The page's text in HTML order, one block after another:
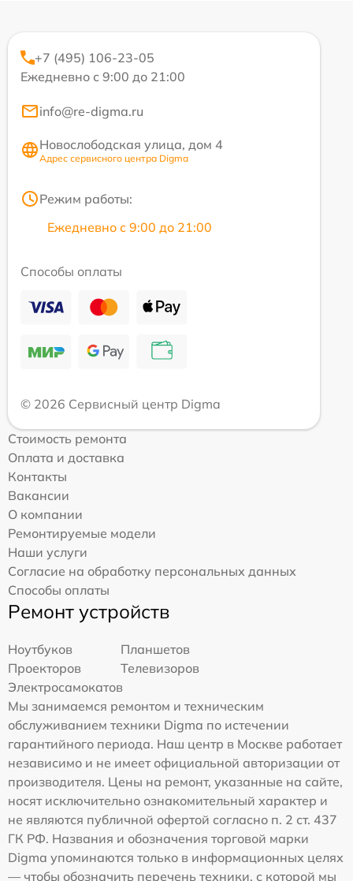
+7 (495) 106-23-05
Ежедневно с 9:00 до 21:00
info@re-digma.ru
Новослободская улица, дом 4
Адрес сервисного центра Digma
Режим работы:
Ежедневно с 9:00 до 21:00
Способы оплаты
© 2026 Сервисный центр Digma
Стоимость ремонта
Оплата и доставка
Контакты
Вакансии
О компании
Ремонтируемые модели
Наши услуги
Согласие на обработку персональных данных
Способы оплаты
Ремонт устройств
Ноутбуков
Планшетов
Проекторов
Телевизоров
Электросамокатов
Мы занимаемся ремонтом и техническим
обслуживанием техники Digma по истечении
гарантийного периода. Наш центр в Москве работает
независимо и не имеет официальной авторизации от
производителя. Цены на ремонт, указанные на сайте,
носят исключительно ознакомительный характер и
не являются публичной офертой согласно п. 2 ст. 437
ГК РФ. Названия и обозначения торговой марки
Digma упоминаются только в информационных целях
— чтобы обозначить перечень техники, с которой мы